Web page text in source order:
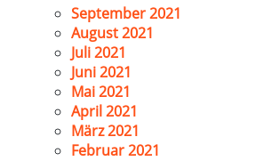
September 2021
August 2021
Juli 2021
Juni 2021
Mai 2021
April 2021
März 2021
Februar 2021